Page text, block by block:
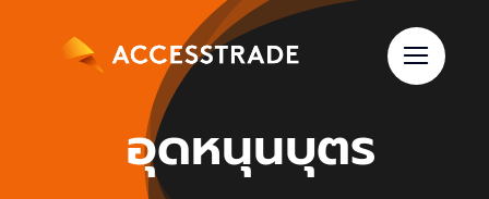
อุดหนุนบุตร